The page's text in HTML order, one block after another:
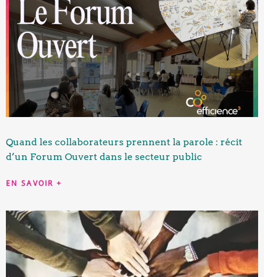
Quand les collaborateurs prennent la parole : récit
d’un Forum Ouvert dans le secteur public
EN SAVOIR +